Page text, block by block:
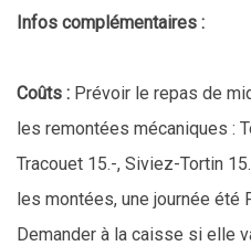
Infos complémentaires :
Coûts : Prévoir le repas de
les remontées mécaniques :
Tracouet 15.-, Siviez-Tortin
les montées, une journée été
Demander à la caisse si elle